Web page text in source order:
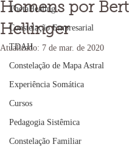
ThetaHealing
Constelação Empresarial
TDAH
Constelação de Mapa Astral
Experiência Somática
Cursos
Pedagogia Sistêmica
Constelação Familiar
Homens por Bert
Hellinger
Atualizado: 7 de mar. de 2020